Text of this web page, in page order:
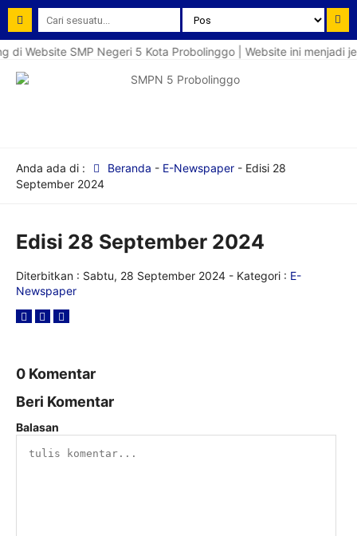
Website SMP Negeri 5 Kota Probolinggo | Website ini menjadi
Anda ada di : Beranda - E-Newspaper- Edisi 28
September 2024
Edisi 28 September 2024
Diterbitkan : Sabtu, 28 September 2024 - Kategori : E-
Newspaper
0 Komentar
Beri Komentar
Balasan